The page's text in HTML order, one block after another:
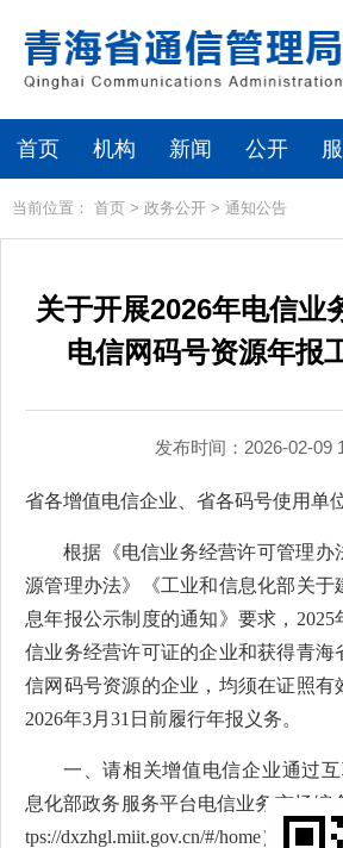
首页 机构 新闻 公开
当前位置： 首页 > 政务公开 > 通知公告
关于开展2026年电信业
电信网码号资源年报
发布时间：2026-02-09
省各增值电信企业、省各码号使用单
根据《电信业务经营许可管理办
源管理办法》《工业和信息化部关于
息年报公示制度的通知》要求，2025
信业务经营许可证的企业和获得青海
信网码号资源的企业，均须在证照有
2026年3月31日前履行年报义务。
一、请相关增值电信企业通过
息化部政务服务平台电信业务市场综
tps://dxzhgl.miit.gov.cn/#/home）报送